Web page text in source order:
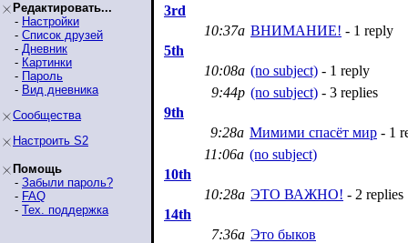
Редактировать...
- Настройки
- Список друзей
- Дневник
- Картинки
- Пароль
- Вид дневника
Сообщества
Настроить S2
Помощь
- Забыли пароль?
- FAQ
- Тех. поддержка
3rd
10:37a ВНИМАНИЕ! - 1 reply
5th
10:08a (no subject) - 1 reply
9:44p (no subject) - 3 replies
9th
9:28a Мимими спасёт мир - 1
11:06a (no subject)
10th
10:28a ЭТО ВАЖНО! - 2 replies
14th
7:36a Это быков